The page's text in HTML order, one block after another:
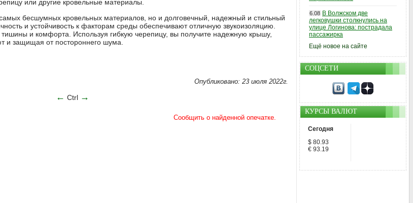
или другие кровельные материалы.
бесшумных кровельных материалов, но и долговечный, надежный и стильный
и устойчивость к факторам среды обеспечивают отличную звукоизоляцию.
и комфорта. Используя гибкую черепицу, вы получите надежную крышу,
и защищая от постороннего шума.
Опубликовано: 23 июля 2022г.
← Ctrl →
6.08 В Волжском две
легковушки столкнулись на
улице Логинова: пострадала
пассажирка
Ещё новое на сайте
СОЦСЕТИ
КУРСЫ ВАЛЮТ
Сегодня
$ 80.93
€ 93.19